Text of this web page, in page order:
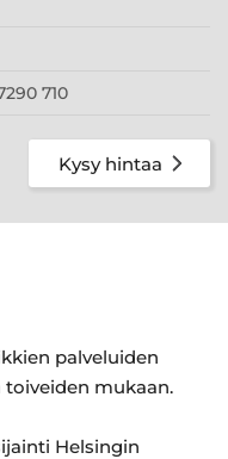
710
Kysy hintaa
palveluiden
mukaan.
Helsingin